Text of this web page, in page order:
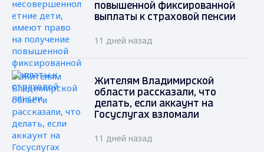
повышенной фиксированной
выплаты к страховой пенсии
11 дней назад
Жителям Владимирской
области рассказали, что
делать, если аккаунт на
Госуслугах взломали
11 дней назад